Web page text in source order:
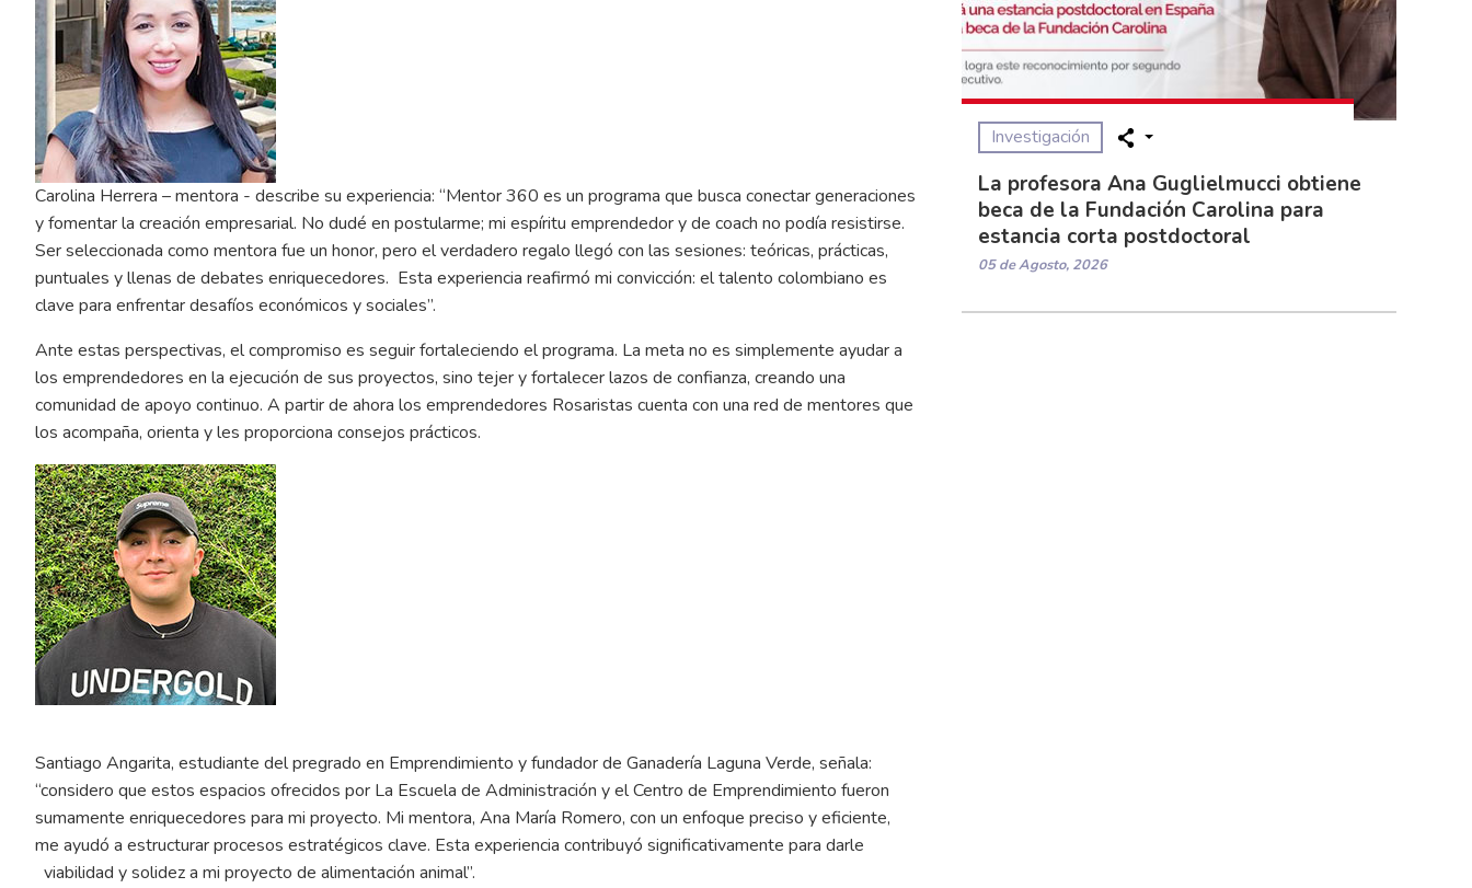
Carolina Herrera – mentora - describe su experiencia: “Mentor 360 es un programa que busca conectar generaciones
y fomentar la creación empresarial. No dudé en postularme; mi espíritu emprendedor y de coach no podía resistirse.
Ser seleccionada como mentora fue un honor, pero el verdadero regalo llegó con las sesiones: teóricas, prácticas,
puntuales y llenas de debates enriquecedores. Esta experiencia reafirmó mi convicción: el talento colombiano es
clave para enfrentar desafíos económicos y sociales”.
Ante estas perspectivas, el compromiso es seguir fortaleciendo el programa. La meta no es simplemente ayudar a
los emprendedores en la ejecución de sus proyectos, sino tejer y fortalecer lazos de confianza, creando una
comunidad de apoyo continuo. A partir de ahora los emprendedores Rosaristas cuenta con una red de mentores que
los acompaña, orienta y les proporciona consejos prácticos.
Santiago Angarita, estudiante del pregrado en Emprendimiento y fundador de Ganadería Laguna Verde, señala:
“considero que estos espacios ofrecidos por La Escuela de Administración y el Centro de Emprendimiento fueron
sumamente enriquecedores para mi proyecto. Mi mentora, Ana María Romero, con un enfoque preciso y eficiente,
me ayudó a estructurar procesos estratégicos clave. Esta experiencia contribuyó significativamente para darle
viabilidad y solidez a mi proyecto de alimentación animal”.
Investigación
La profesora Ana Guglielmucci obtiene
beca de la Fundación Carolina para
estancia corta postdoctoral
05 de Agosto, 2026